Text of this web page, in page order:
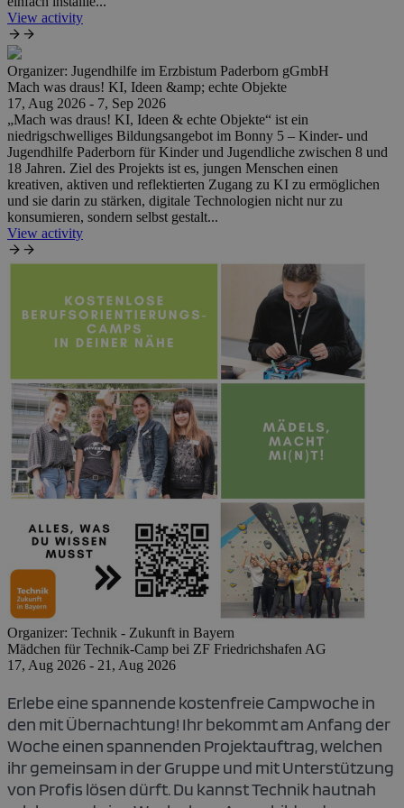
View activity
Organizer: Jugendhilfe im Erzbistum Paderborn gGmbH
Mach was draus! KI, Ideen &amp; echte Objekte
17, Aug 2026 - 7, Sep 2026
„Mach was draus! KI, Ideen & echte Objekte“ ist ein
niedrigschwelliges Bildungsangebot im Bonny 5 – Kinder- und
Jugendhilfe Paderborn für Kinder und Jugendliche zwischen 8 und
18 Jahren. Ziel des Projekts ist es, jungen Menschen einen
kreativen, aktiven und reflektierten Zugang zu KI zu ermöglichen
und sie darin zu stärken, digitale Technologien nicht nur zu
konsumieren, sondern selbst gestalt...
View activity
Organizer: Technik - Zukunft in Bayern
Mädchen für Technik-Camp bei ZF Friedrichshafen AG
17, Aug 2026 - 21, Aug 2026
Erlebe eine spannende kostenfreie Campwoche in
den mit Übernachtung! Ihr bekommt am Anfang der
Woche einen spannenden Projektauftrag, welchen
ihr gemeinsam in der Gruppe und mit Unterstützung
von Profis lösen dürft. Du kannstTechnik hautnah